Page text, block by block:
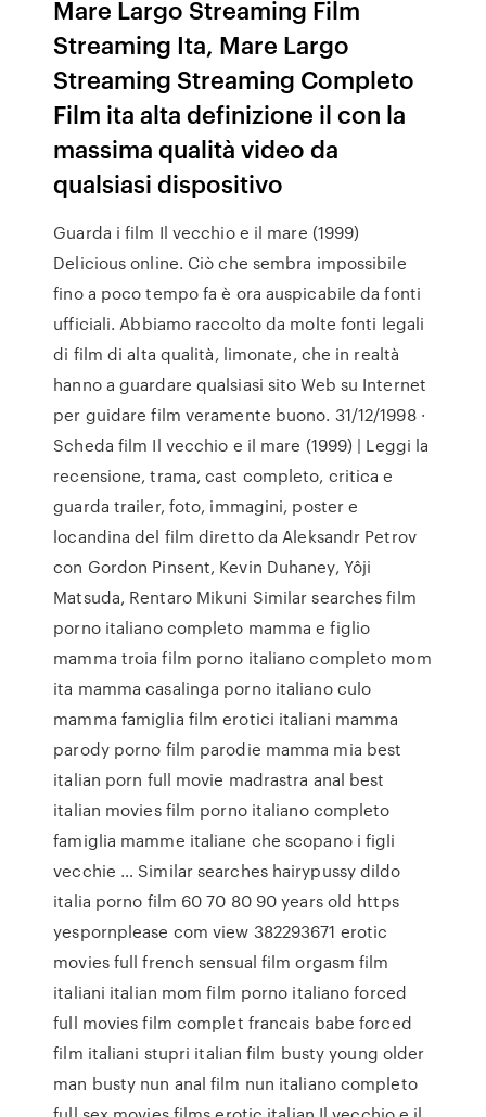
Mare Largo Streaming Film
Streaming Ita, Mare Largo
Streaming Streaming Completo
Film ita alta definizione il con la
massima qualità video da
qualsiasi dispositivo
Guarda i film Il vecchio e il mare (1999)
Delicious online. Ciò che sembra impossibile
fino a poco tempo fa è ora auspicabile da fonti
ufficiali. Abbiamo raccolto da molte fonti legali
di film di alta qualità, limonate, che in realtà
hanno a guardare qualsiasi sito Web su Internet
per guidare film veramente buono. 31/12/1998 ·
Scheda film Il vecchio e il mare (1999) | Leggi la
recensione, trama, cast completo, critica e
guarda trailer, foto, immagini, poster e
locandina del film diretto da Aleksandr Petrov
con Gordon Pinsent, Kevin Duhaney, Yôji
Matsuda, Rentaro Mikuni Similar searches film
porno italiano completo mamma e figlio
mamma troia film porno italiano completo mom
ita mamma casalinga porno italiano culo
mamma famiglia film erotici italiani mamma
parody porno film parodie mamma mia best
italian porn full movie madrastra anal best
italian movies film porno italiano completo
famiglia mamme italiane che scopano i figli
vecchie … Similar searches hairypussy dildo
italia porno film 60 70 80 90 years old https
yespornplease com view 382293671 erotic
movies full french sensual film orgasm film
italiani italian mom film porno italiano forced
full movies film complet francais babe forced
film italiani stupri italian film busty young older
man busty nun anal film nun italiano completo